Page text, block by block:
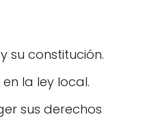
su constitución.
la ley local.
sus derechos